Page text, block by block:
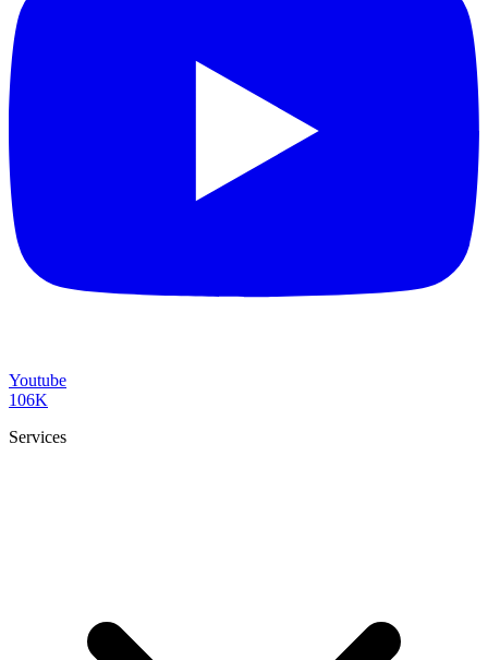
Youtube
106K
Services